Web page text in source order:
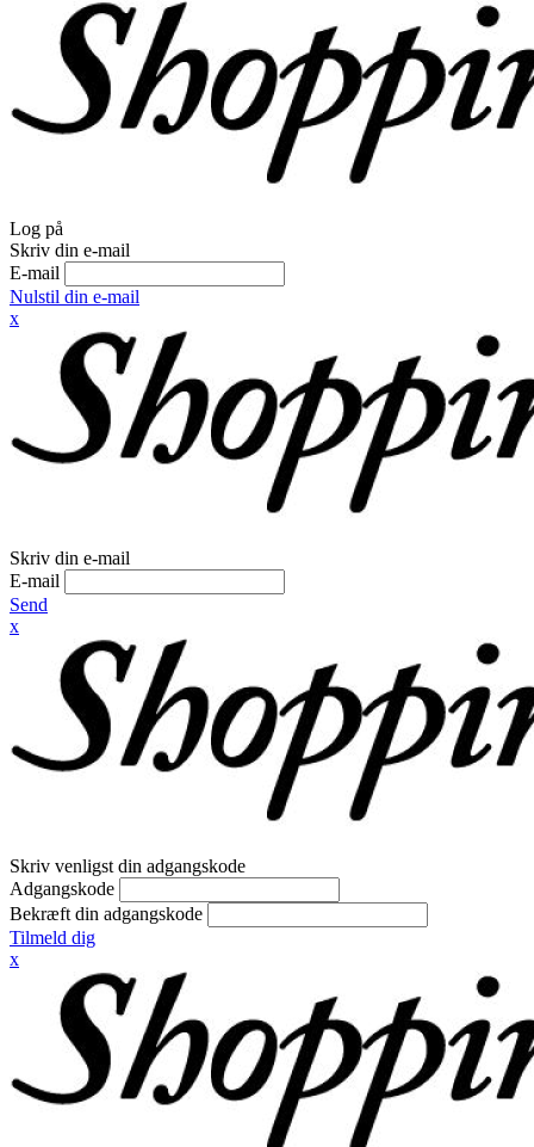
Log på
Skriv din e-mail
E-mail
Nulstil din e-mail
x
Skriv din e-mail
E-mail
Send
x
Skriv venligst din adgangskode
Adgangskode
Bekræft din adgangskode
Tilmeld dig
x